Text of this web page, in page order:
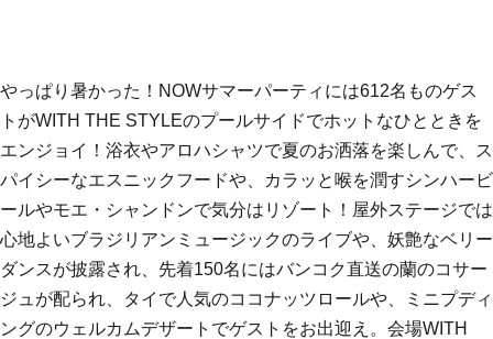
やっぱり暑かった！NOWサマーパーティには612名ものゲス
トがWITH THE STYLEのプールサイドでホットなひとときを
エンジョイ！浴衣やアロハシャツで夏のお洒落を楽しんで、ス
パイシーなエスニックフードや、カラッと喉を潤すシンハービ
ールやモエ・シャンドンで気分はリゾート！屋外ステージでは
心地よいブラジリアンミュージックのライブや、妖艶なベリー
ダンスが披露され、先着150名にはバンコク直送の蘭のコサー
ジュが配られ、タイで人気のココナッツロールや、ミニプディ
ングのウェルカムデザートでゲストをお出迎え。会場WITH